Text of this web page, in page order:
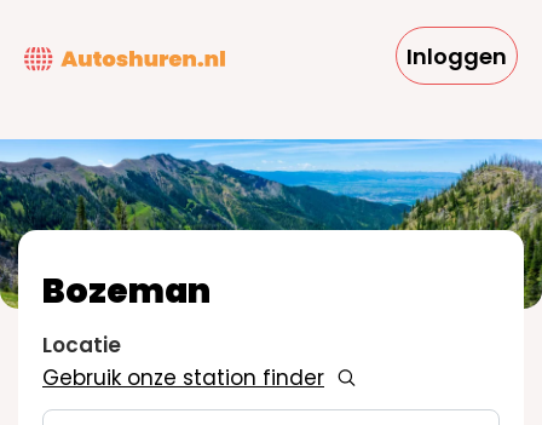
naar
gaan
Inloggen
Bozeman
Gebruik onze station finder
Locatie